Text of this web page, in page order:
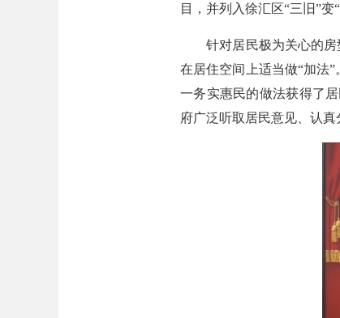
目，并列入徐汇区“三旧”变
针对居民极为关心的房型
在居住空间上适当做“加法
一务实惠民的做法获得了
府广泛听取居民意见、认